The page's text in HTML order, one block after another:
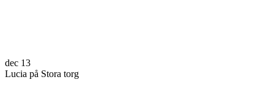
dec 13
Lucia på Stora torg